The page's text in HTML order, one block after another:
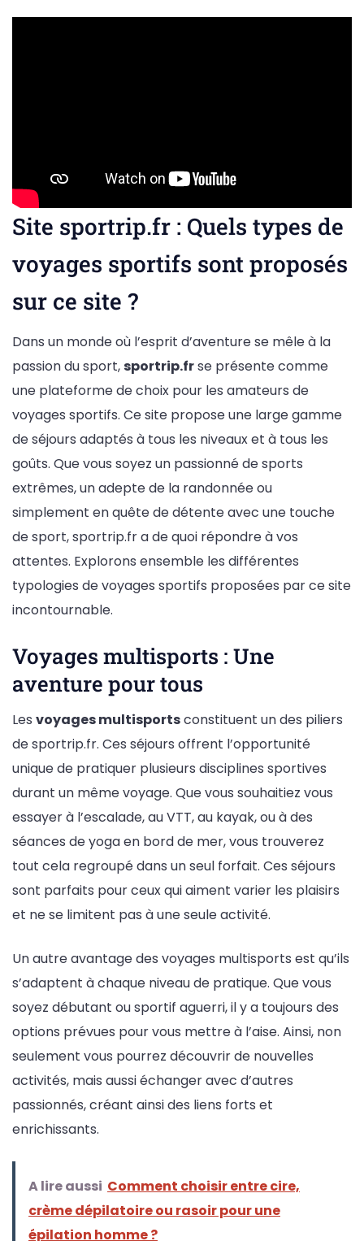
Site sportrip.fr : Quels types de
voyages sportifs sont proposés
sur ce site ?
Dans un monde où l’esprit d’aventure se mêle à la
passion du sport, sportrip.frse présente comme
une plateforme de choix pour les amateurs de
voyages sportifs. Ce site propose une large gamme
de séjours adaptés à tous les niveaux et à tous les
goûts. Que vous soyez un passionné de sports
extrêmes, un adepte de la randonnée ou
simplement en quête de détente avec une touche
de sport, sportrip.fr a de quoi répondre à vos
attentes. Explorons ensemble les différentes
typologies de voyages sportifs proposées par ce site
incontournable.
Voyages multisports : Une
aventure pour tous
Les voyages multisportsconstituent un des piliers
de sportrip.fr. Ces séjours offrent l’opportunité
unique de pratiquer plusieurs disciplines sportives
durant un même voyage. Que vous souhaitiez vous
essayer à l’escalade, au VTT, au kayak, ou à des
séances de yoga en bord de mer, vous trouverez
tout cela regroupé dans un seul forfait. Ces séjours
sont parfaits pour ceux qui aiment varier les plaisirs
et ne se limitent pas à une seule activité.
Un autre avantage des voyages multisports est qu’ils
s’adaptent à chaque niveau de pratique. Que vous
soyez débutant ou sportif aguerri, il y a toujours des
options prévues pour vous mettre à l’aise. Ainsi, non
seulement vous pourrez découvrir de nouvelles
activités, mais aussi échanger avec d’autres
passionnés, créant ainsi des liens forts et
enrichissants.
A lire aussi Comment choisir entre cire,
crème dépilatoire ou rasoir pour une
épilation homme ?